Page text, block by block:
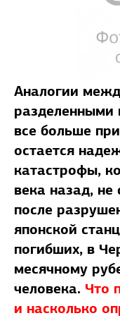
Аналогии
разделенными
все больше
остается
катастрофы,
века назад, не
после
японской
погибших, в
месячному
человека. Что
и насколько